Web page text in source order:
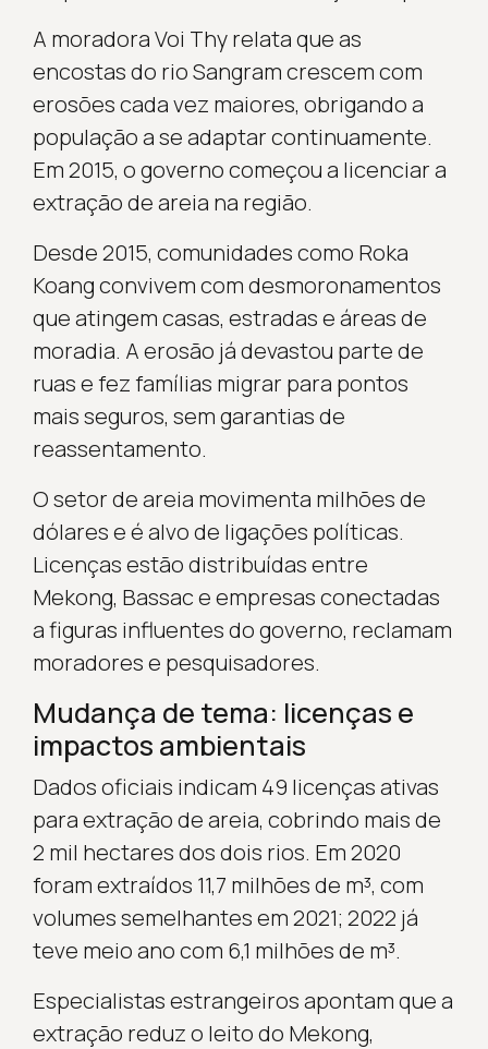
A moradora Voi Thy relata que as
encostas do rio Sangram crescem com
erosões cada vez maiores, obrigando a
população a se adaptar continuamente.
Em 2015, o governo começou a licenciar a
extração de areia na região.
Desde 2015, comunidades como Roka
Koang convivem com desmoronamentos
que atingem casas, estradas e áreas de
moradia. A erosão já devastou parte de
ruas e fez famílias migrar para pontos
mais seguros, sem garantias de
reassentamento.
O setor de areia movimenta milhões de
dólares e é alvo de ligações políticas.
Licenças estão distribuídas entre
Mekong, Bassac e empresas conectadas
a figuras influentes do governo, reclamam
moradores e pesquisadores.
Mudança de tema: licenças e
impactos ambientais
Dados oficiais indicam 49 licenças ativas
para extração de areia, cobrindo mais de
2 mil hectares dos dois rios. Em 2020
foram extraídos 11,7 milhões de m³, com
volumes semelhantes em 2021; 2022 já
teve meio ano com 6,1 milhões de m³.
Especialistas estrangeiros apontam que a
extração reduz o leito do Mekong,